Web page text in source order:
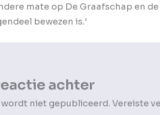
mate op De Graafschap en
bewezen is.’
achter
niet gepubliceerd. Vereiste